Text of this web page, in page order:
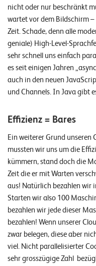
nicht oder nur beschränkt
wartet vor dem Bildschirm
Zeit. Schade, denn alle
geniale) High-Level-
sehr schnell uns einfach
es seit einigen Jahren
auch in den neuen
und Channels. In Java gibt
Effizienz = Bares
Ein weiterer Grund unseren
mussten wir uns um die
kümmern, stand doch die
Zeit die er mit Warten
aus! Natürlich bezahlen wir
Starten wir also 100
bezahlen wir jede dieser
bezahlen! Wenn unserer
zwar belegen, diese aber
viel. Nicht parallelisierter
sehr grosszügige Zahl